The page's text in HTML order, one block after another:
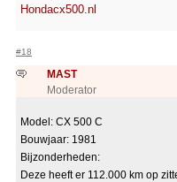
Hondacx500.nl
#18
MAST
Moderator
Model: CX 500 C
Bouwjaar: 1981
Bijzonderheden:
Deze heeft er 112.000 km op